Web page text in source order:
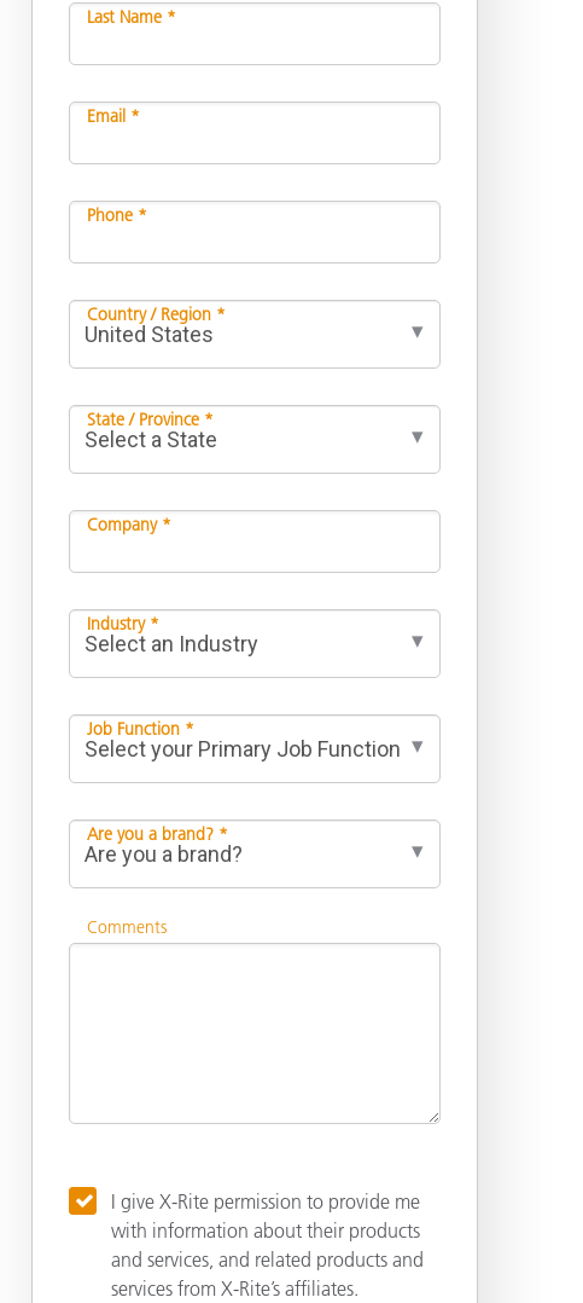
Last Name *
Email *
Phone *
Country / Region *
State / Province *
Company *
Industry *
Job Function *
Are you a brand? *
Comments
I give X-Rite permission to provide me
with information about their products
and services, and related products and
services from X-Rite’s affiliates.